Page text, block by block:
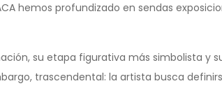
hemos profundizado en sendas
su etapa figurativa más simbolista y
trascendental: la artista busca